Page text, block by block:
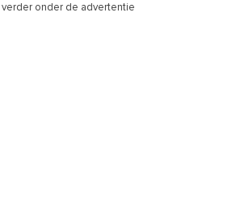
verder onder de advertentie